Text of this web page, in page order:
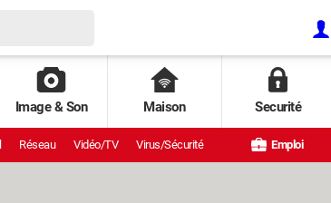
Image & Son Maison Securité
Réseau Vidéo/TV Virus/Sécurité Emploi